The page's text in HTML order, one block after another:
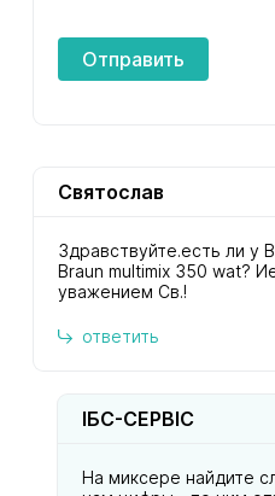
Святослав
Здравствуйте.есть ли у
Braun multimix 350 wat?
уважением Св.!
ответить
ІБС-СЕРВІС
На миксере найдите
Отправить